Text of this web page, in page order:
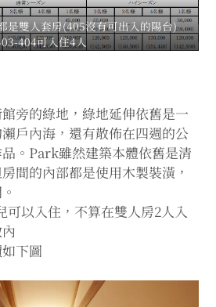
是雙人套房(405沒有可出入的陽台)
404可入住4人
旁的綠地，綠地延伸依舊是一
戶內海，還有散佈在四週的公
。Park雖然建築本體依舊是清
間的內部都是使用木製裝潢，
可以入住，不算在雙人房2人入
下圖